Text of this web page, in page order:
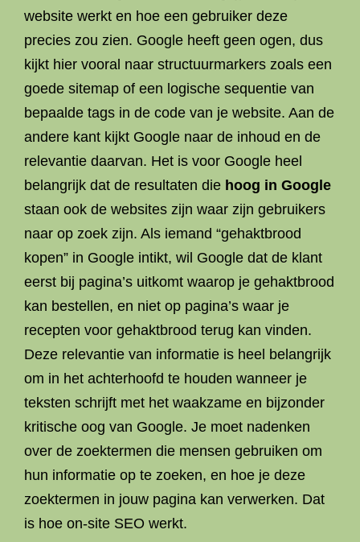
website werkt en hoe een gebruiker deze
precies zou zien. Google heeft geen ogen, dus
kijkt hier vooral naar structuurmarkers zoals een
goede sitemap of een logische sequentie van
bepaalde tags in de code van je website. Aan de
andere kant kijkt Google naar de inhoud en de
relevantie daarvan. Het is voor Google heel
belangrijk dat de resultaten die hoog in Google
staan ook de websites zijn waar zijn gebruikers
naar op zoek zijn. Als iemand “gehaktbrood
kopen” in Google intikt, wil Google dat de klant
eerst bij pagina’s uitkomt waarop je gehaktbrood
kan bestellen, en niet op pagina’s waar je
recepten voor gehaktbrood terug kan vinden.
Deze relevantie van informatie is heel belangrijk
om in het achterhoofd te houden wanneer je
teksten schrijft met het waakzame en bijzonder
kritische oog van Google. Je moet nadenken
over de zoektermen die mensen gebruiken om
hun informatie op te zoeken, en hoe je deze
zoektermen in jouw pagina kan verwerken. Dat
is hoe on-site SEO werkt.